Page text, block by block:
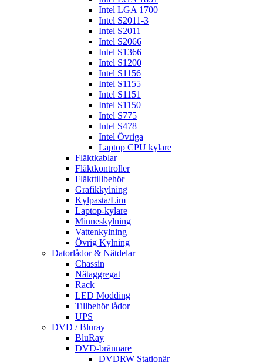
Intel LGA 1700
Intel S2011-3
Intel S2011
Intel S2066
Intel S1366
Intel S1200
Intel S1156
Intel S1155
Intel S1151
Intel S1150
Intel S775
Intel S478
Intel Övriga
Laptop CPU kylare
Fläktkablar
Fläktkontroller
Fläkttillbehör
Grafikkylning
Kylpasta/Lim
Laptop-kylare
Minneskylning
Vattenkylning
Övrig Kylning
Datorlådor & Nätdelar
Chassin
Nätaggregat
Rack
LED Modding
Tillbehör lådor
UPS
DVD / Bluray
BluRay
DVD-brännare
DVDRW Stationär